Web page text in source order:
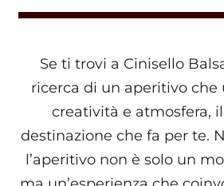
Se ti trovi a Cinisello
ricerca di un aperitivo che
creatività e atmosfera,
destinazione che fa per te.
l’aperitivo non è solo un